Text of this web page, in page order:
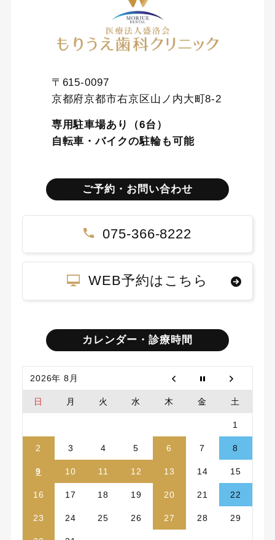
〒615-0097
京都府京都市右京区山ノ内大町8-2
専用駐車場あり（6台）
自転車・バイクの駐輪も可能
ご予約・お問い合わせ
075-366-8222
WEB予約はこちら
カレンダー・診療時間
2026年 8月
日 月 火 水 木 金 土
1
2 3 4 5 6 7 8
9 10 11 12 13 14 15
16 17 18 19 20 21 22
23 24 25 26 27 28 29